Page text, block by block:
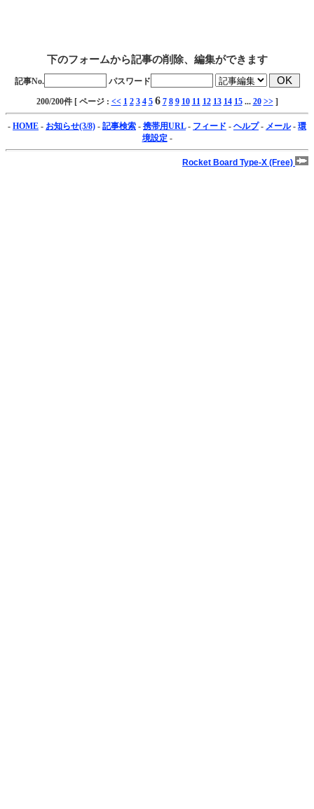
下のフォームから記事の削除、編集ができます
記事No. パスワード
200/200件 [ ページ : << 1 2 3 4 5 6 7 8 9 10 11 12 13 14 15... 20 >>]
- HOME - お知らせ(3/8) - 記事検索 - 携帯用URL- フィード - ヘルプ- メール- 環
境設定-
Rocket Board Type-X (Free)